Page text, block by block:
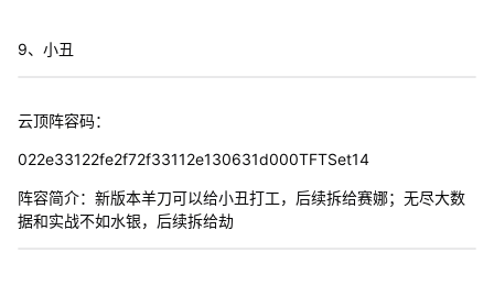
9、小丑
云顶阵容码：
022e33122fe2f72f33112e130631d000TFTSet14
阵容简介：新版本羊刀可以给小丑打工，后续拆给赛娜；无尽大数
据和实战不如水银，后续拆给劫